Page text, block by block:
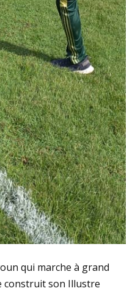
qui marche à grand
construit son Illustre